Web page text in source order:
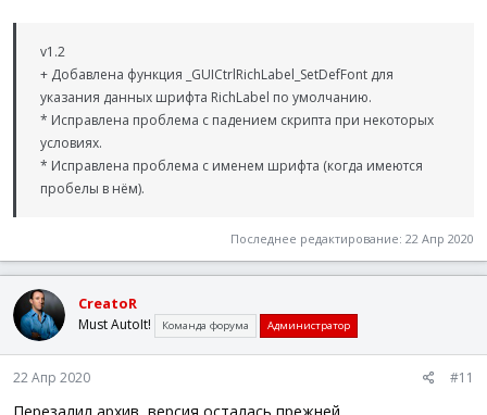
v1.2
+ Добавлена функция _GUICtrlRichLabel_SetDefFont для
указания данных шрифта RichLabel по умолчанию.
* Исправлена проблема с падением скрипта при некоторых
условиях.
* Исправлена проблема с именем шрифта (когда имеются
пробелы в нём).
Последнее редактирование: 22 Апр 2020
CreatoR
Must AutoIt! Команда форума Администратор
22 Апр 2020 #11